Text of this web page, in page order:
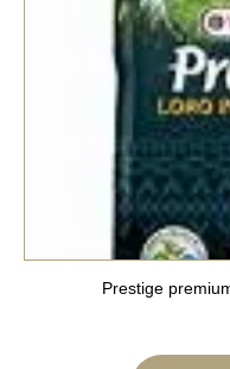
Prestige